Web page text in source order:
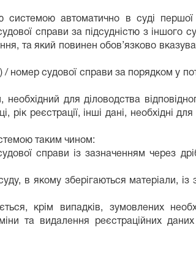
автоматично в суді першої
справи за підсудністю з іншого
та який повинен обов’язково
/ номер судової справи за порядком у
для діловодства
реєстрації, інші дані, необхідні для
таким чином:
справи із зазначенням через
в якому зберігаються матеріали, із
крім випадків, зумовлених
та видалення реєстраційних